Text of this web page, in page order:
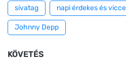
sivatag napi érdekes és
Johnny Depp
KÖVETÉS